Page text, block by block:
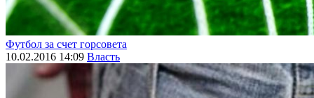
Футбол за счет горсовета
10.02.2016 14:09 Власть